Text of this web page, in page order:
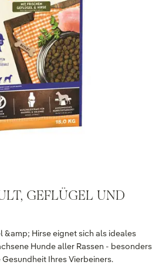
GEFLÜGEL UND
&amp; Hirse eignet sich als ideales
Hunde aller Rassen - besonders
Ihres Vierbeiners.